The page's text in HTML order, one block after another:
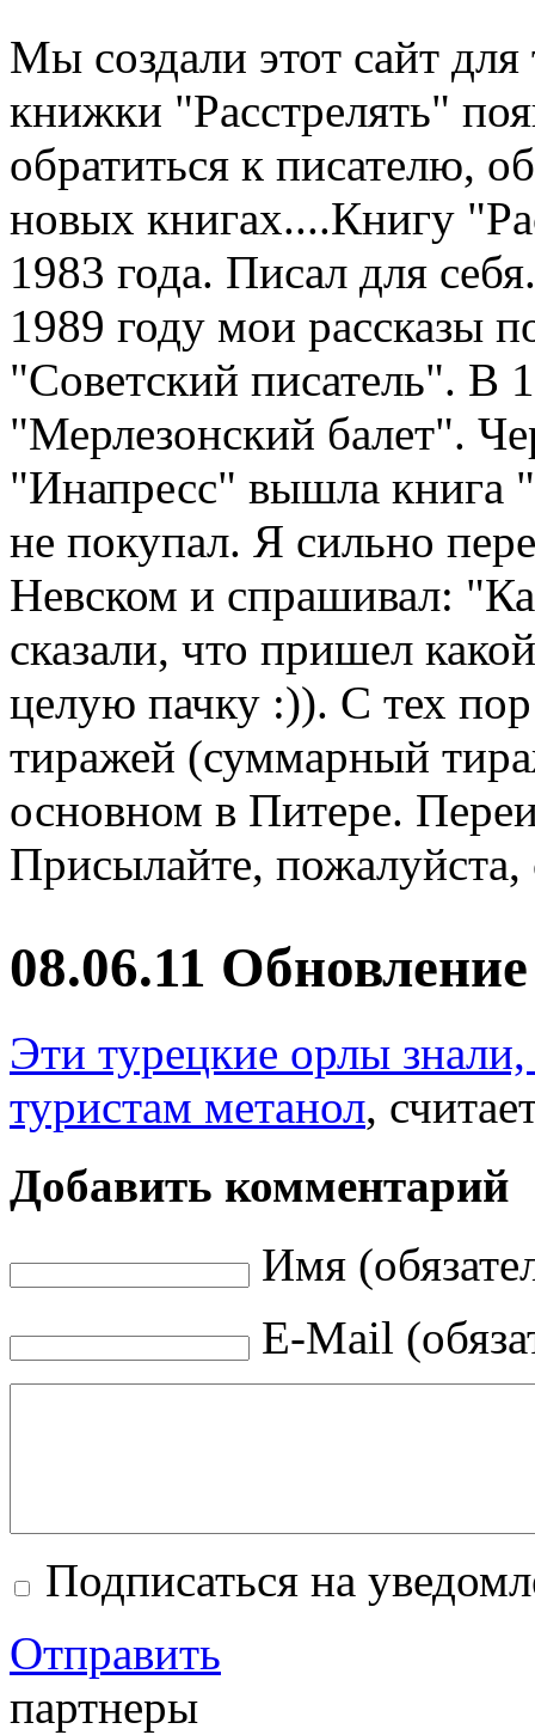
Мы создали этот сайт
книжки "Расстрелять"
обратиться к писателю,
новых книгах....Книгу
1983 года. Писал для
1989 году мои рассказы
"Советский писатель". В
"Мерлезонский балет".
"Инапресс" вышла книга
не покупал. Я сильно
Невском и спрашивал:
сказали, что пришел
целую пачку :)). С тех
тиражей (суммарный
основном в Питере.
Присылайте,
08.06.11
Эти турецкие орлы
туристам метанол,
Добавить комментарий
Имя
E-Mail
Подписаться на
Отправить
партнеры